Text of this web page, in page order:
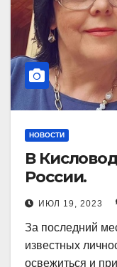
НОВОСТИ
В
России.
ИЮЛ 19, 2023
За последний
известных
освежиться и